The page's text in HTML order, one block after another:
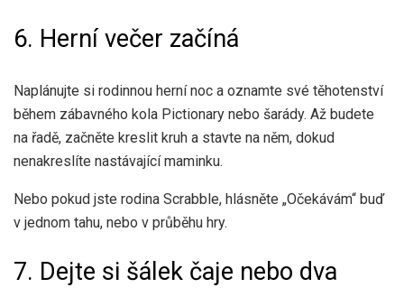
6. Herní večer začíná
Naplánujte si rodinnou herní noc a oznamte své těhotenství
během zábavného kola Pictionary nebo šarády. Až budete
na řadě, začněte kreslit kruh a stavte na něm, dokud
nenakreslíte nastávající maminku.
Nebo pokud jste rodina Scrabble, hlásněte „Očekávám“ buď
v jednom tahu, nebo v průběhu hry.
7. Dejte si šálek čaje nebo dva